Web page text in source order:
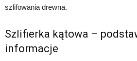
szlifowania drewna.
Szlifierka kątowa –
informacje